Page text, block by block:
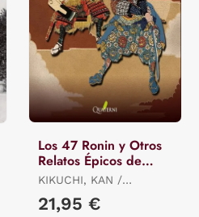
Los 47 Ronin y Otros
Relatos Épicos de
Samuráis
KIKUCHI, KAN /
MIYAMORI, ASATARO /
OZAKI, YEI THEODORA /
21,95 €